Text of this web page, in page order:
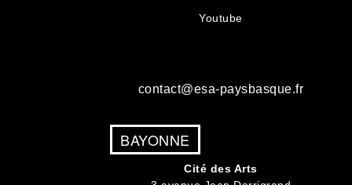
Youtube
contact@esa-paysbasque.fr
BAYONNE
Cité des Arts